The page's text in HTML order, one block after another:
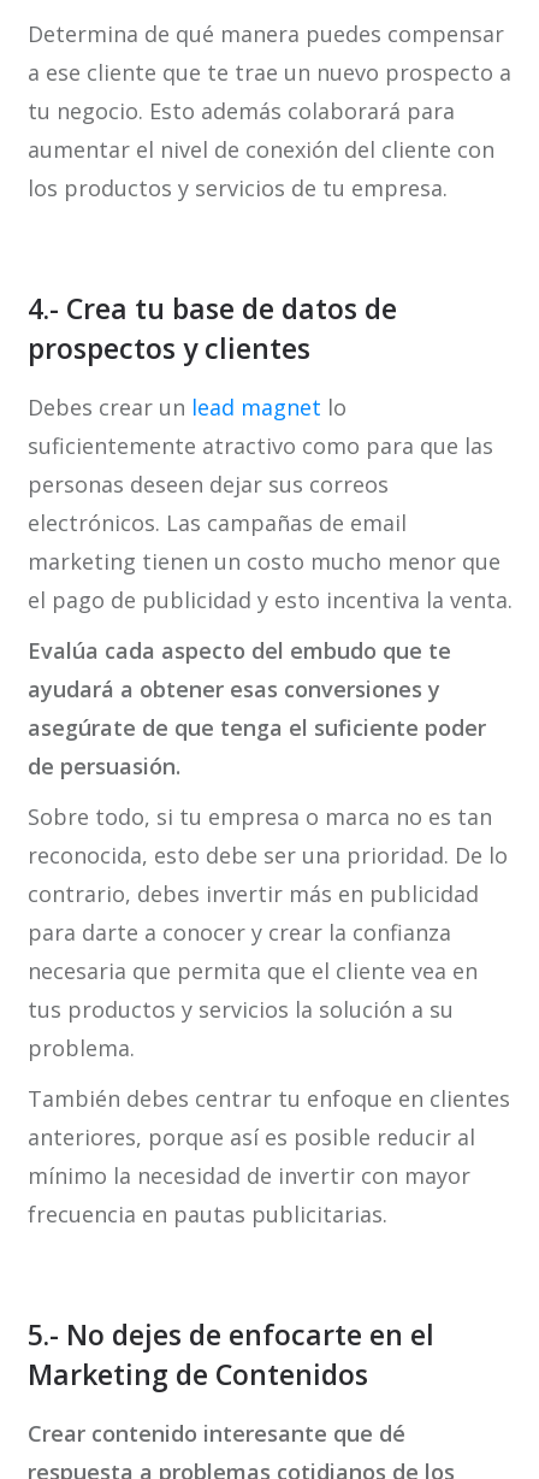
Determina de qué manera puedes compensar
a ese cliente que te trae un nuevo prospecto a
tu negocio. Esto además colaborará para
aumentar el nivel de conexión del cliente con
los productos y servicios de tu empresa.
4.- Crea tu base de datos de
prospectos y clientes
Debes crear un lead magnet lo
suficientemente atractivo como para que las
personas deseen dejar sus correos
electrónicos. Las campañas de email
marketing tienen un costo mucho menor que
el pago de publicidad y esto incentiva la venta.
Evalúa cada aspecto del embudo que te
ayudará a obtener esas conversiones y
asegúrate de que tenga el suficiente poder
de persuasión.
Sobre todo, si tu empresa o marca no es tan
reconocida, esto debe ser una prioridad. De lo
contrario, debes invertir más en publicidad
para darte a conocer y crear la confianza
necesaria que permita que el cliente vea en
tus productos y servicios la solución a su
problema.
También debes centrar tu enfoque en clientes
anteriores, porque así es posible reducir al
mínimo la necesidad de invertir con mayor
frecuencia en pautas publicitarias.
5.- No dejes de enfocarte en el
Marketing de Contenidos
Crear contenido interesante que dé
respuesta a problemas cotidianos de los